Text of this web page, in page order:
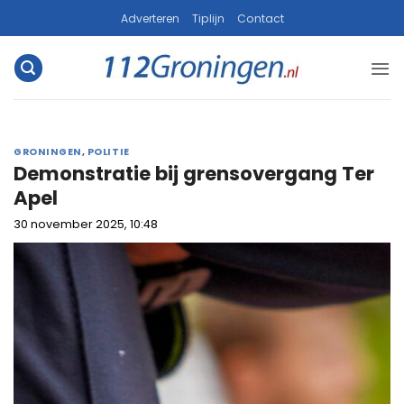
naar
inhoud
Adverteren Tiplijn Contact
GRONINGEN, POLITIE
Demonstratie bij grensovergang Ter
Apel
30 november 2025, 10:48